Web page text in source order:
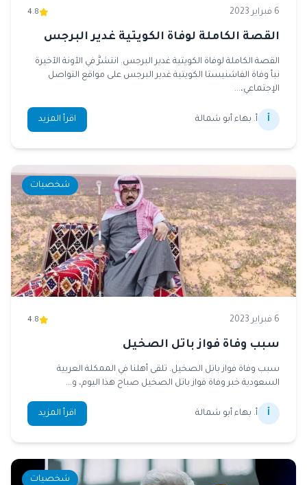
6 فبراير 2023 4.8
القصة الكاملة لوفاة الكويتية غدير البرجس
القصة الكاملة لوفاة الكويتية غدير البرجس. انتشرَّ في الآونة الآخيرة
نبأ وفاة الفاشنيستا الكويتية غدير البرجس على مواقع التواصل
الإجتماعي،...
أ أ. بهاء أبو شمالة اقرأ المزيد
شخصيات
6 فبراير 2023 4.8
سبب وفاة فواز باتل الصخيل
سبب وفاة فواز باتل الصخيل. تلقى أهلنا في الممكلة العربية
السعودية خبر وفاة فواز باتل الصخيل صباح هذا اليوم، و...
أ أ. بهاء أبو شمالة اقرأ المزيد
شخصيات